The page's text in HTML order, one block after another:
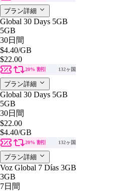
プラン詳細
Global 30 Days 5GB
5GB
30日間
$4.40/GB
$22.00
20% 割引 132ヶ国
プラン詳細
Global 30 Days 5GB
5GB
30日間
$22.00
$4.40/GB
20% 割引 132ヶ国
プラン詳細
Voz Global 7 Días 3GB
3GB
7日間